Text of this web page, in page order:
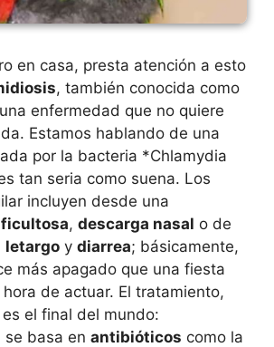
en casa, presta atención a esto
, también conocida como
enfermedad que no quiere
Estamos hablando de una
por la bacteria *Chlamydia
tan seria como suena. Los
incluyen desde una
, descarga nasal o de
letargo y diarrea; básicamente,
más apagado que una fiesta
de actuar. El tratamiento,
el final del mundo:
se basa en antibióticos como la